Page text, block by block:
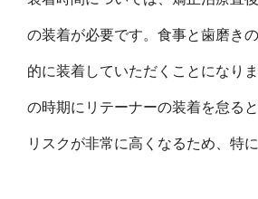
の装着が必要です。食事と歯磨き
的に装着していただくことになり
の時期にリテーナーの装着を怠る
リスクが非常に高くなるため、特